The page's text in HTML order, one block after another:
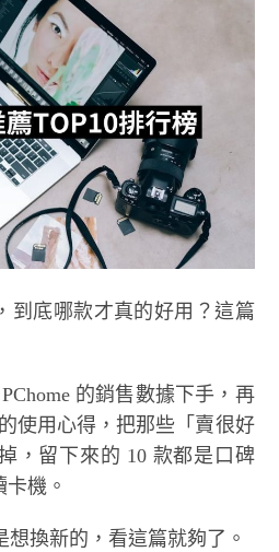
到底哪款才真的好用？這篇
的銷售數據下手，再
使用心得，把那些「賣很好
，留下來的 10 款都是口碑
機。
換新的，看這篇就夠了。